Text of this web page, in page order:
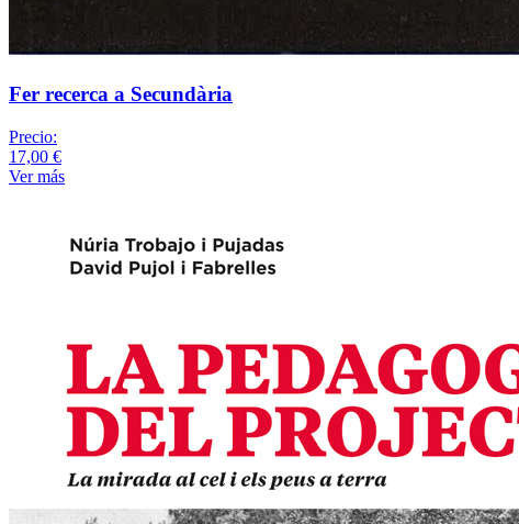
Fer recerca a Secundària
Precio:
17,00 €
Ver más